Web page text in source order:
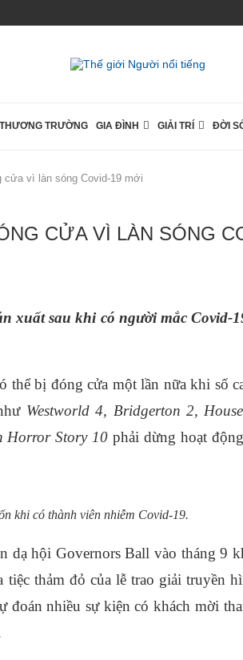
THƯƠNG TRƯỜNG GIA ĐÌNH GIẢI TRÍ ĐỜI
cửa vì làn sóng Covid-19 mới
CỬA VÌ LÀN SÓNG
xuất sau khi có người mắc Covid-
bị đóng cửa một lần nữa khi số
Westworld 4, Bridgerton 2,
Horror Story 10 phải dừng hoạt
khi có thành viên nhiễm Covid-19.
dạ hội Governors Ball vào tháng 9
thảm đỏ của lễ trao giải truyền
đoán nhiều sự kiện có khách mời